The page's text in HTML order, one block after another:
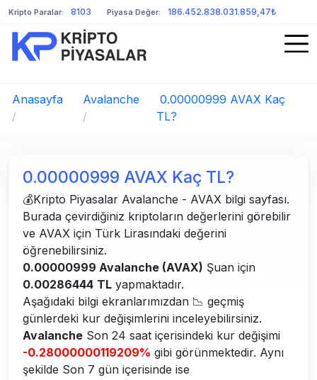
Kripto Paralar: 8103 Piyasa Değer: 186.452.838.031.859,47₺
Anasayfa
/
Avalanche
/
0.00000999 AVAX Kaç
TL?
0.00000999 AVAX Kaç TL?
💰Kripto Piyasalar Avalanche - AVAX bilgi sayfası.
Burada çevirdiğiniz kriptoların değerlerini görebilir
ve AVAX için Türk Lirasındaki değerini
öğrenebilirsiniz.
0.00000999 Avalanche (AVAX) Şuan için
0.00286444 TL yapmaktadır.
Aşağıdaki bilgi ekranlarımızdan 📉 geçmiş
günlerdeki kur değişimlerini inceleyebilirsiniz.
Avalanche Son 24 saat içerisindeki kur değişimi
-0.28000000119209% gibi görünmektedir. Aynı
şekilde Son 7 gün içerisinde ise